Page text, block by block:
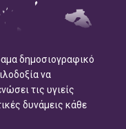
δημοσιογραφικό
να
τις υγιείς
δυνάμεις κάθε